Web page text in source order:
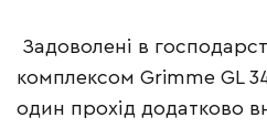
Задоволені в
комплексом Grimme GL
один прохід додатково